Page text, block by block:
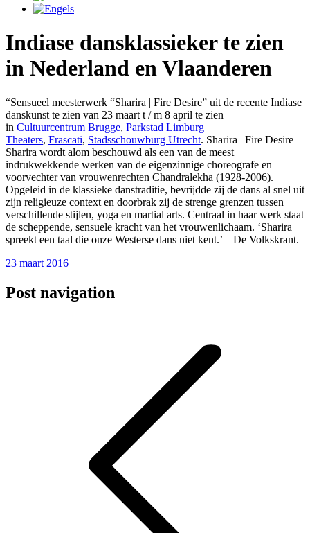
Indiase dansklassieker te zien
in Nederland en Vlaanderen
“Sensueel meesterwerk “Sharira | Fire Desire” uit de recente Indiase
danskunst te zien van 23 maart t / m 8 april te zien
in Cultuurcentrum Brugge, Parkstad Limburg
Theaters, Frascati, Stadsschouwburg Utrecht. Sharira | Fire Desire
Sharira wordt alom beschouwd als een van de meest
indrukwekkende werken van de eigenzinnige choreografe en
voorvechter van vrouwenrechten Chandralekha (1928-2006).
Opgeleid in de klassieke danstraditie, bevrijdde zij de dans al snel uit
zijn religieuze context en doorbrak zij de strenge grenzen tussen
verschillende stijlen, yoga en martial arts. Centraal in haar werk staat
de scheppende, sensuele kracht van het vrouwenlichaam. ‘Sharira
spreekt een taal die onze Westerse dans niet kent.’ – De Volkskrant.
23 maart 2016
Post navigation